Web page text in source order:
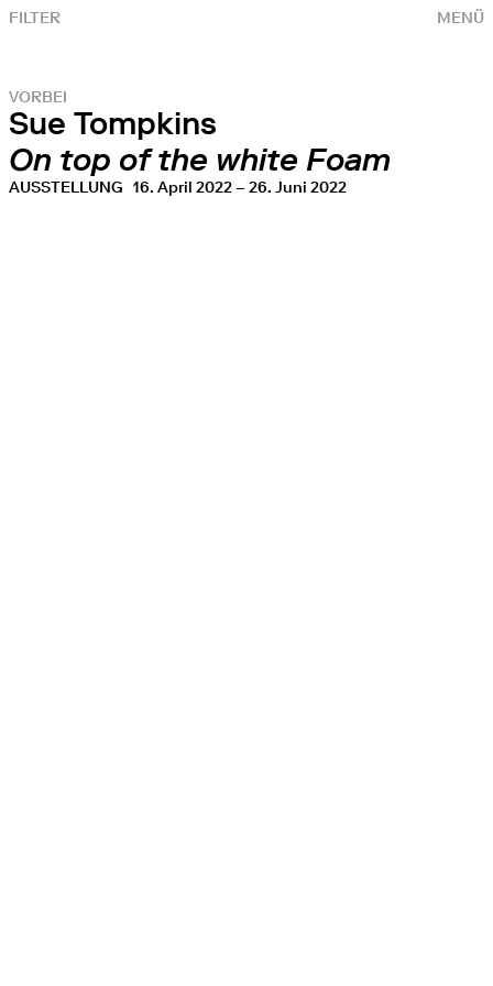
MENÜ
FILTER
VORBEI
Sue Tompkins
On top of the white Foam
AUSSTELLUNG 16. April 2022 – 26. Juni 2022